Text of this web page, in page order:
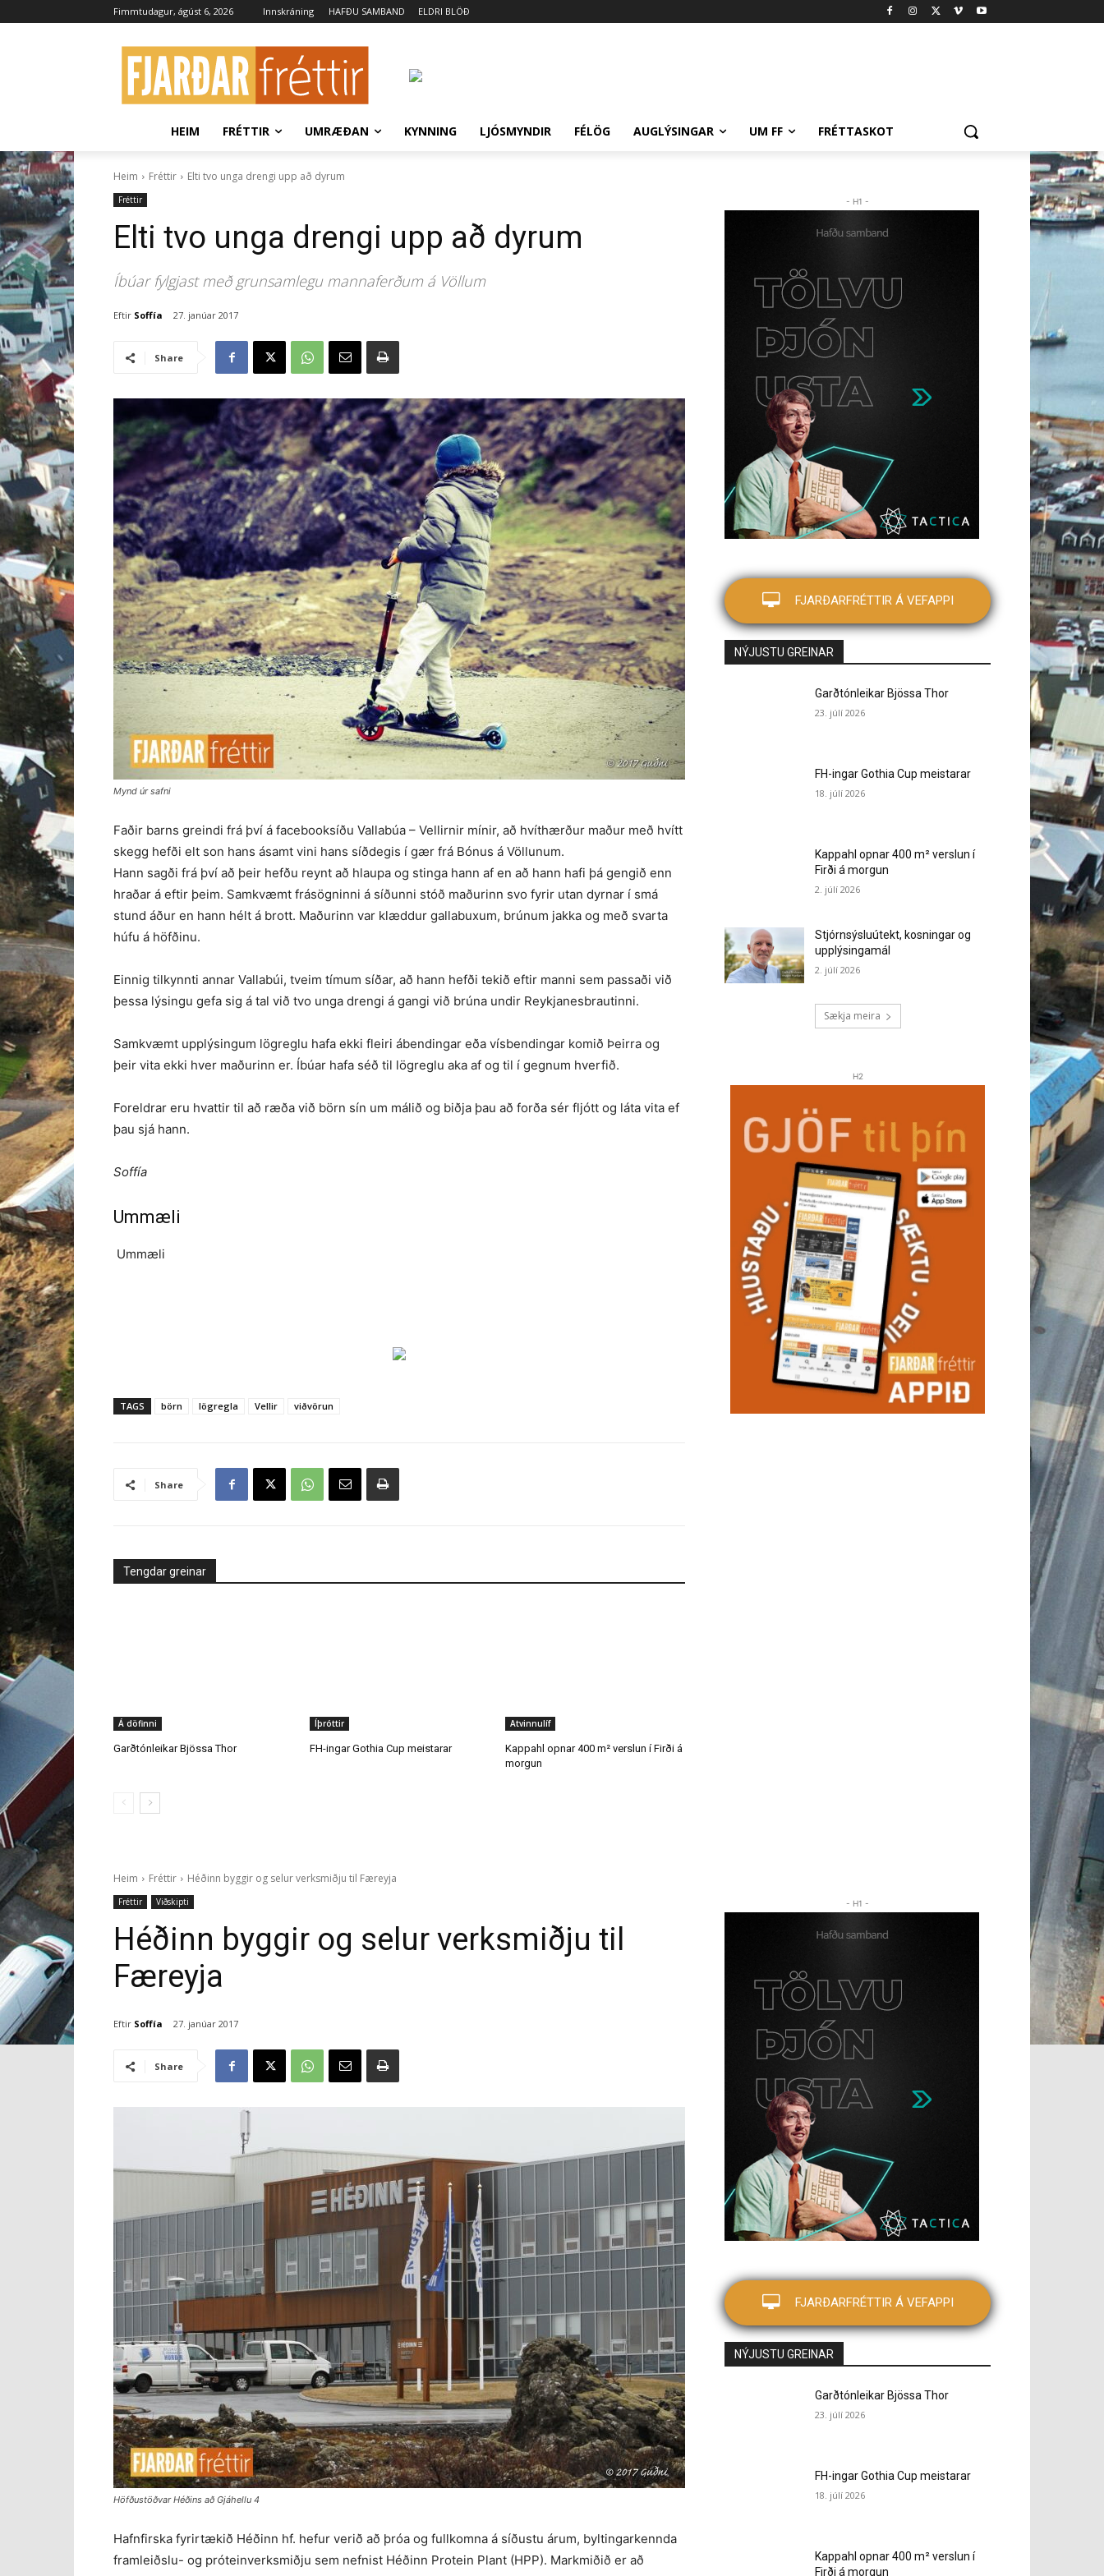
Fimmtudagur, ágúst 6, 2026 Innskráning HAFÐU SAMBAND ELDRI BLÖÐ
HEIM FRÉTTIR UMRÆÐAN KYNNING LJÓSMYNDIR FÉLÖG AUGLÝSINGAR UM FF FRÉTTASKOT
Heim Fréttir Elti tvo unga drengi upp að dyrum
Fréttir
Elti tvo unga drengi upp að dyrum
Íbúar fylgjast með grunsamlegu mannaferðum á Völlum
Eftir Soffía 27. janúar 2017
Share
Mynd úr safni
Faðir barns greindi frá því á facebooksíðu Vallabúa – Vellirnir mínir, að hvíthærður maður með hvítt
skegg hefði elt son hans ásamt vini hans síðdegis í gær frá Bónus á Völlunum.
Hann sagði frá því að þeir hefðu reynt að hlaupa og stinga hann af en að hann hafi þá gengið enn
hraðar á eftir þeim. Samkvæmt frásögninni á síðunni stóð maðurinn svo fyrir utan dyrnar í smá
stund áður en hann hélt á brott. Maðurinn var klæddur gallabuxum, brúnum jakka og með svarta
húfu á höfðinu.
Einnig tilkynnti annar Vallabúi, tveim tímum síðar, að hann hefði tekið eftir manni sem passaði við
þessa lýsingu gefa sig á tal við tvo unga drengi á gangi við brúna undir Reykjanesbrautinni.
Samkvæmt upplýsingum lögreglu hafa ekki fleiri ábendingar eða vísbendingar komið Þeirra og
þeir vita ekki hver maðurinn er. Íbúar hafa séð til lögreglu aka af og til í gegnum hverfið.
Foreldrar eru hvattir til að ræða við börn sín um málið og biðja þau að forða sér fljótt og láta vita ef
þau sjá hann.
Soffía
Ummæli
Ummæli
TAGS börn lögregla Vellir viðvörun
Share
Tengdar greinar
Á döfinni
Garðtónleikar Bjössa Thor
Íþróttir
FH-ingar Gothia Cup meistarar
Atvinnulíf
Kappahl opnar 400 m² verslun í Firði á
morgun
- H1 -
FJARÐARFRÉTTIR Á VEFAPPI
NÝJUSTU GREINAR
Garðtónleikar Bjössa Thor
23. júlí 2026
FH-ingar Gothia Cup meistarar
18. júlí 2026
Kappahl opnar 400 m² verslun í
Firði á morgun
2. júlí 2026
Stjórnsýsluútekt, kosningar og
upplýsingamál
2. júlí 2026
Sækja meira
H2